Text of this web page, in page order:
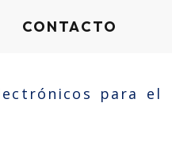
CONTACTO
para el